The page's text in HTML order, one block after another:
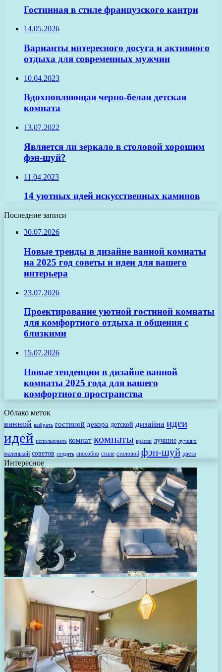
Гостинная в стиле французского кантри
14.05.2026
Варианты интересного досуга и активного
отдыха для современных мужчин
10.04.2023
Вдохновляющая черно-белая детская
комната
13.07.2022
Является ли зеркало в столовой хорошим
фэн-шуй?
11.04.2023
14 уютных идей искусственных каминов
Последние записи
30.07.2026
Новые тренды в дизайне ванной комнаты
на 2025 год советы и идеи для вашего
интерьера
23.07.2026
Проектирование уютной гостиной комнаты
для комфортного отдыха и общения с
близкими
15.07.2026
Новые тенденции в дизайне ванной
комнаты 2025 года для вашего
комфортного пространства
Облако меток
ванной выбрать гостиной декора детской дизайна идеи
идей использовать комнат комнаты краски лучшие лучших
маленькой советов создать способов стиле столовой фэн-шуй цвета
Интересное